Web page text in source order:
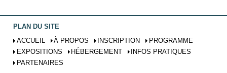
PLAN DU SITE
ACCUEIL
À PROPOS INSCRIPTION
PROGRAMME
EXPOSITIONS
HÉBERGEMENT
INFOS PRATIQUES
PARTENAIRES